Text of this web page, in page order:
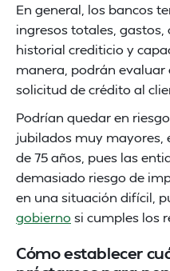
En general, los bancos
ingresos totales,
historial crediticio y
manera, podrán evaluar
solicitud de crédito al
Podrían quedar en
jubilados muy mayores,
de 75 años, pues las
demasiado riesgo de
en una situación difícil,
gobierno si cumples los
Cómo establecer